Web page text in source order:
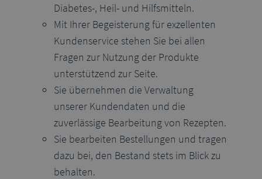
Diabetes-, Heil- und Hilfsmitteln.
Mit Ihrer Begeisterung für exzellenten
Kundenservice stehen Sie bei allen
Fragen zur Nutzung der Produkte
unterstützend zur Seite.
Sie übernehmen die Verwaltung
unserer Kundendaten und die
zuverlässige Bearbeitung von Rezepten.
Sie bearbeiten Bestellungen und tragen
dazu bei, den Bestand stets im Blick zu
behalten.